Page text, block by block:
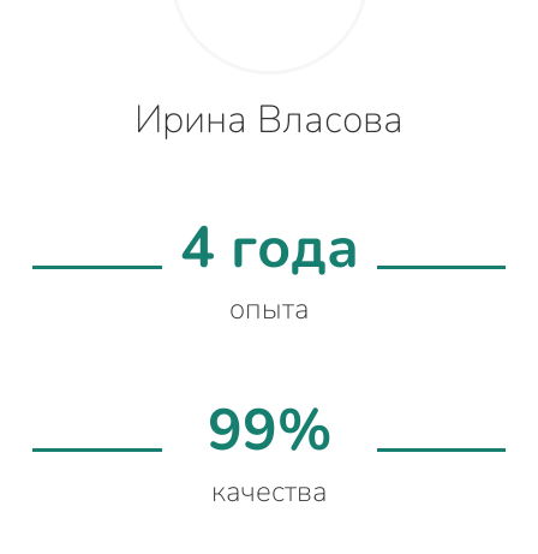
Ирина Власова
4 года
опыта
99%
качества